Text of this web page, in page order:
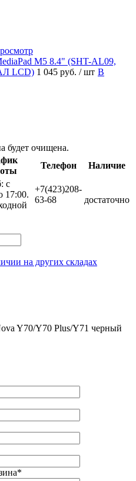
M5 8.4" (SHT-AL09,
LCD) 1 045 руб. / шт В
будет очищена.
Телефон
Наличие
с
17:00.
+7(423)208-
63-68
достаточно
на других складах
Y70/Y70 Plus/Y71 черный
*